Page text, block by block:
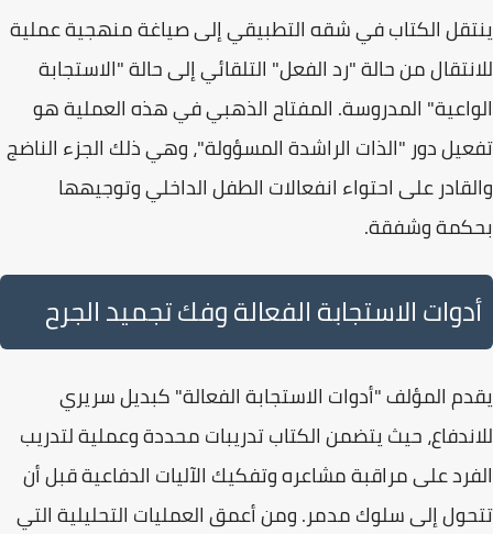
ينتقل الكتاب في شقه التطبيقي إلى صياغة منهجية عملية
للانتقال من حالة "رد الفعل" التلقائي إلى حالة "الاستجابة
الواعية" المدروسة. المفتاح الذهبي في هذه العملية هو
تفعيل دور "الذات الراشدة المسؤولة"، وهي ذلك الجزء الناضج
والقادر على احتواء انفعالات الطفل الداخلي وتوجيهها
بحكمة وشفقة.
أدوات الاستجابة الفعالة وفك تجميد الجرح
يقدم المؤلف "أدوات الاستجابة الفعالة" كبديل سريري
للاندفاع، حيث يتضمن الكتاب تدريبات محددة وعملية لتدريب
الفرد على مراقبة مشاعره وتفكيك الآليات الدفاعية قبل أن
تتحول إلى سلوك مدمر. ومن أعمق العمليات التحليلية التي